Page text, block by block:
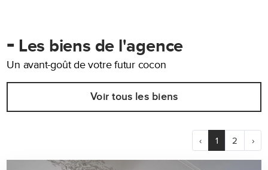
- Les biens de l'agence
Un avant-goût de votre futur cocon
Voir tous les biens
‹ 1 2 ›